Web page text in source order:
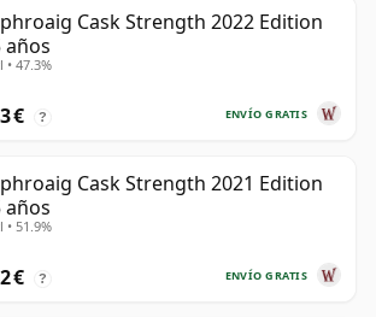
Cask Strength 2022 Edition
años
• 47.3%
ENVÍO GRATIS
€ ?
Cask Strength 2021 Edition
años
• 51.9%
ENVÍO GRATIS
€ ?